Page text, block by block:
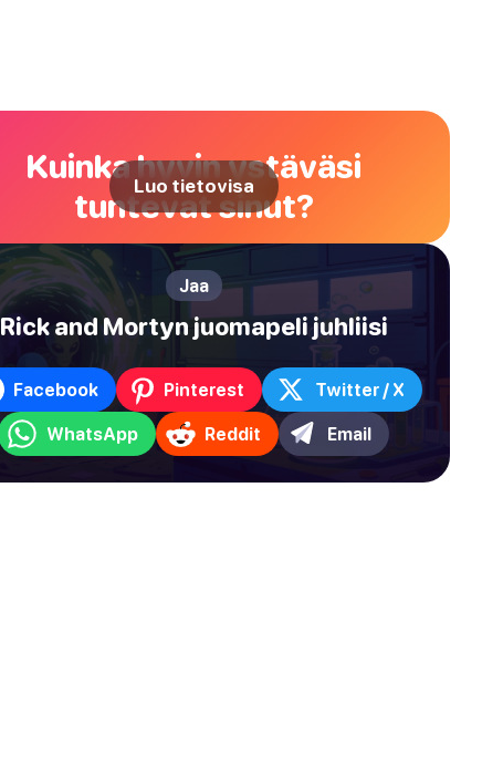
Kuinka hyvin ystäväsi
tuntevat sinut?
Luo tietovisa
Jaa
Rick and Mortyn juomapeli juhliisi
Facebook Pinterest Twitter / X
WhatsApp Reddit Email